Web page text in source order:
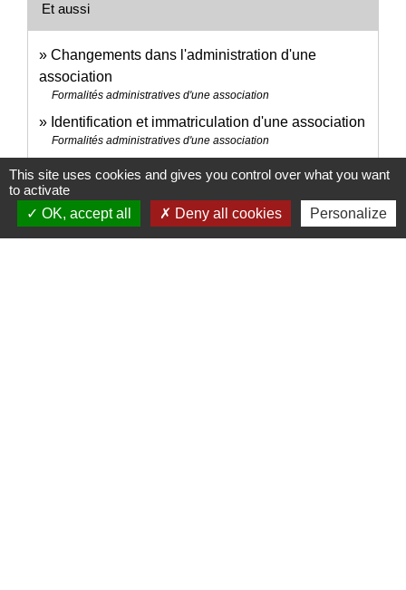
Et aussi
Changements dans l'administration d'une
association
Formalités administratives d'une association
Identification et immatriculation d'une association
Formalités administratives d'une association
This site uses cookies and gives you control over what you want
to activate
OK, accept all
Deny all cookies Personalize